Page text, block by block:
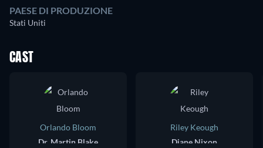
PAESE DI PRODUZIONE
Stati Uniti
CAST
Orlando Bloom
Dr. Martin Blake
Riley Keough
Diane Nixon